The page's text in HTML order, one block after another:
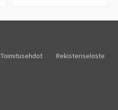
Toimitusehdot
Rekisteriseloste